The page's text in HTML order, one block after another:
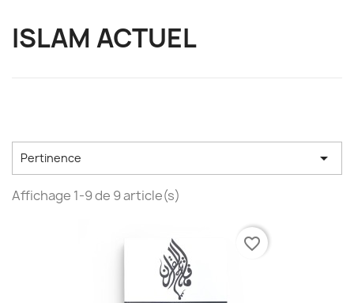
ISLAM ACTUEL
Pertinence 
Affichage 1-9 de 9 article(s)
favorite_border